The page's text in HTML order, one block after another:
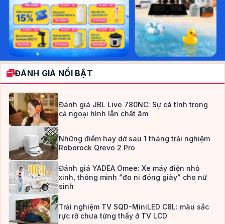
ĐÁNH GIÁ NỔI BẬT
Đánh giá JBL Live 780NC: Sự cá tính trong
cả ngoại hình lẫn chất âm
Những điểm hay dở sau 1 tháng trải nghiệm
Roborock Qrevo 2 Pro
Đánh giá YADEA Omee: Xe máy điện nhỏ
xinh, thông minh “đo ni đóng giày” cho nữ
sinh
Trải nghiệm TV SQD-MiniLED C8L: màu sắc
rực rỡ chưa từng thấy ở TV LCD